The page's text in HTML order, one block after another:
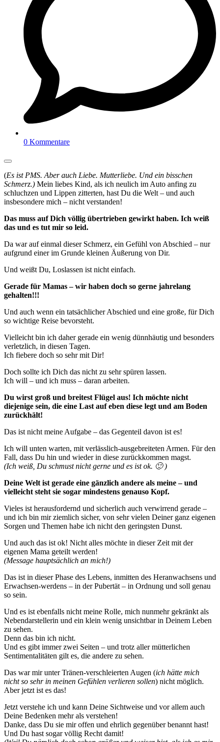
0 Kommentare
(Es ist PMS. Aber auch Liebe. Mutterliebe. Und ein bisschen
Schmerz.) Mein liebes Kind, als ich neulich im Auto anfing zu
schluchzen und Lippen zitterten, hast Du die Welt – und auch
insbesondere mich – nicht verstanden!
Das muss auf Dich völlig übertrieben gewirkt haben. Ich weiß
das und es tut mir so leid.
Da war auf einmal dieser Schmerz, ein Gefühl von Abschied – nur
aufgrund einer im Grunde kleinen Äußerung von Dir.
Und weißt Du, Loslassen ist nicht einfach.
Gerade für Mamas – wir haben doch so gerne jahrelang
gehalten!!!
Und auch wenn ein tatsächlicher Abschied und eine große, für Dich
so wichtige Reise bevorsteht.
Vielleicht bin ich daher gerade ein wenig dünnhäutig und besonders
verletzlich, in diesen Tagen.
Ich fiebere doch so sehr mit Dir!
Doch sollte ich Dich das nicht zu sehr spüren lassen.
Ich will – und ich muss – daran arbeiten.
Du wirst groß und breitest Flügel aus! Ich möchte nicht
diejenige sein, die eine Last auf eben diese legt und am Boden
zurückhält!
Das ist nicht meine Aufgabe – das Gegenteil davon ist es!
Ich will unten warten, mit verlässlich-ausgebreiteten Armen. Für den
Fall, dass Du hin und wieder in diese zurückkommen magst.
(Ich weiß, Du schmust nicht gerne und es ist ok. 🙂 )
Deine Welt ist gerade eine gänzlich andere als meine – und
vielleicht steht sie sogar mindestens genauso Kopf.
Vieles ist herausfordernd und sicherlich auch verwirrend gerade –
und ich bin mir ziemlich sicher, von sehr vielen Deiner ganz eigenen
Sorgen und Themen habe ich nicht den geringsten Dunst.
Und auch das ist ok! Nicht alles möchte in dieser Zeit mit der
eigenen Mama geteilt werden!
(Message hauptsächlich an mich!)
Das ist in dieser Phase des Lebens, inmitten des Heranwachsens und
Erwachsen-werdens – in der Pubertät – in Ordnung und soll genau
so sein.
Und es ist ebenfalls nicht meine Rolle, mich nunmehr gekränkt als
Nebendarstellerin und ein klein wenig unsichtbar in Deinem Leben
zu sehen.
Denn das bin ich nicht.
Und es gibt immer zwei Seiten – und trotz aller mütterlichen
Sentimentalitäten gilt es, die andere zu sehen.
Das war mir unter Tränen-verschleierten Augen (ich hätte mich
nicht so sehr in meinen Gefühlen verlieren sollen) nicht möglich.
Aber jetzt ist es das!
Jetzt verstehe ich und kann Deine Sichtweise und vor allem auch
Deine Bedenken mehr als verstehen!
Danke, dass Du sie mir offen und ehrlich gegenüber benannt hast!
Und Du hast sogar völlig Recht damit!